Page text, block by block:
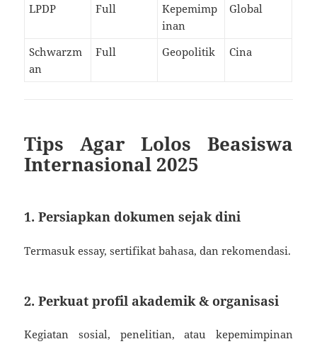
LPDP Full
Kepemimp
inan
Global
Schwarzm
an
Full Geopolitik Cina
Tips Agar Lolos Beasiswa
Internasional 2025
1. Persiapkan dokumen sejak dini
Termasuk essay, sertifikat bahasa, dan rekomendasi.
2. Perkuat profil akademik & organisasi
Kegiatan sosial, penelitian, atau kepemimpinan